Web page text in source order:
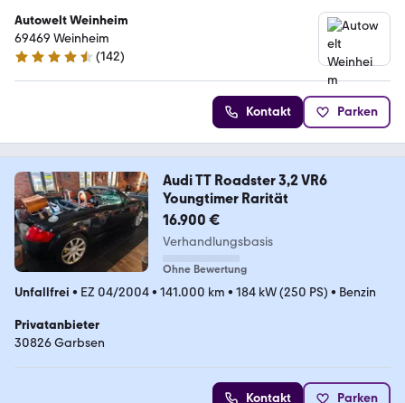
Autowelt Weinheim
69469 Weinheim
4.7 Sterne
(142)
Kontakt Parken
Audi TT Roadster 3,2 VR6
Youngtimer Rarität
16.900 €
Verhandlungsbasis
Ohne Bewertung
Unfallfrei • EZ 04/2004• 141.000 km • 184 kW (250 PS) • Benzin
Privatanbieter
30826 Garbsen
Kontakt Parken